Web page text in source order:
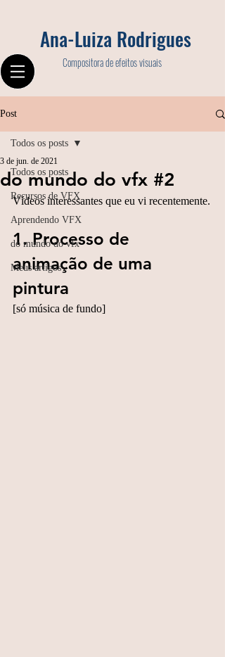
Ana-Luiza Rodrigues
Compositora de efeitos visuais
Post
Todos os posts
Recursos de VFX
Aprendendo VFX
do mundo do vfx
Meus artigos
Todos os posts
do mundo do vfx #2
3 de jun. de 2021
Vídeos interessantes que eu vi recentemente.
1. Processo de
animação de uma
pintura
[só música de fundo]